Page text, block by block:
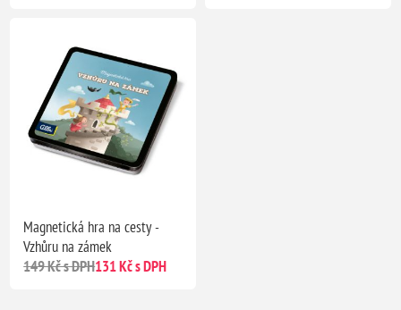
Magnetická hra na cesty -
Vzhůru na zámek
149 Kč s DPH131 Kč s DPH